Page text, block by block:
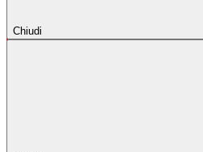
Chiudi